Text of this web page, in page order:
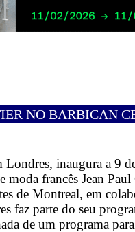
NO BARBICAN
Londres, inaugura a 9
moda francês Jean
de Montreal, em
faz parte do seu
de um programa